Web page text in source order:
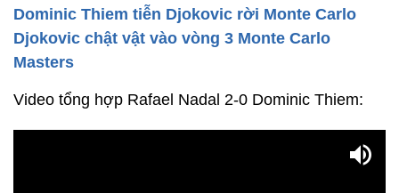
Dominic Thiem tiễn Djokovic rời Monte Carlo
Djokovic chật vật vào vòng 3 Monte Carlo
Masters
Video tổng hợp Rafael Nadal 2-0 Dominic Thiem: